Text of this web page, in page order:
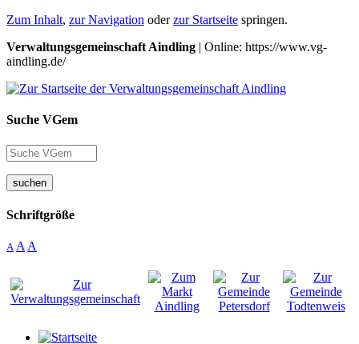
Zum Inhalt, zur Navigation oderzur Startseite springen.
Verwaltungsgemeinschaft Aindling | Online: https://www.vg-
aindling.de/
Suche VGem
suchen
Schriftgröße
A A A